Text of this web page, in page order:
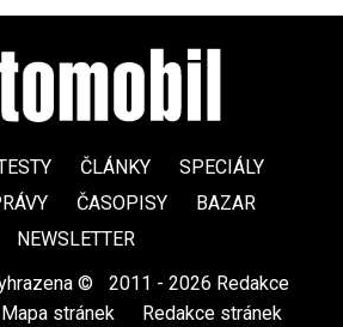
ČLÁNKY
SPECIÁLY
ČASOPISY
BAZAR
NEWSLETTER
©
2011 - 2026 Redakce
Mapa stránek Redakce stránek